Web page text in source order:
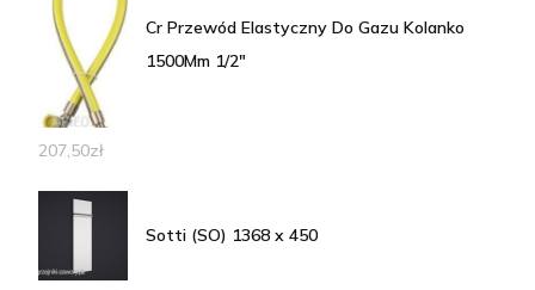
Cr Przewód Elastyczny Do Gazu Kolanko
1500Mm 1/2"
207,50zł
Sotti (SO) 1368 x 450